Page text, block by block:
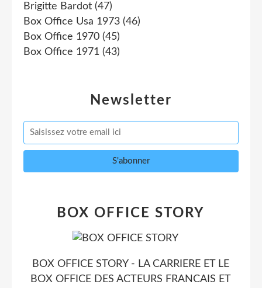
Newsletter
Brigitte Bardot (47)
Box Office Usa 1973 (46)
Box Office 1970 (45)
Box Office 1971 (43)
BOX OFFICE STORY
BOX OFFICE STORY - LA CARRIERE ET LE
BOX OFFICE DES ACTEURS FRANCAIS ET